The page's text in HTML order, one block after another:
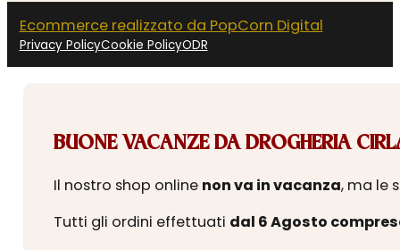
Ecommerce realizzato da PopCorn Digital
Privacy PolicyCookie PolicyODR
BUONE VACANZE DA DROGHERIA
Il nostro shop online non va in vacanza, ma le
Tutti gli ordini effettuati dal 6 Agosto